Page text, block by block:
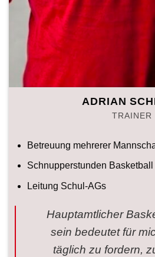
ADRIAN
TRAINER
Betreuung mehrerer
Schnupperstunden Basketball
Leitung Schul-AGs
Hauptamtlicher
sein bedeutet für
täglich zu fordern,